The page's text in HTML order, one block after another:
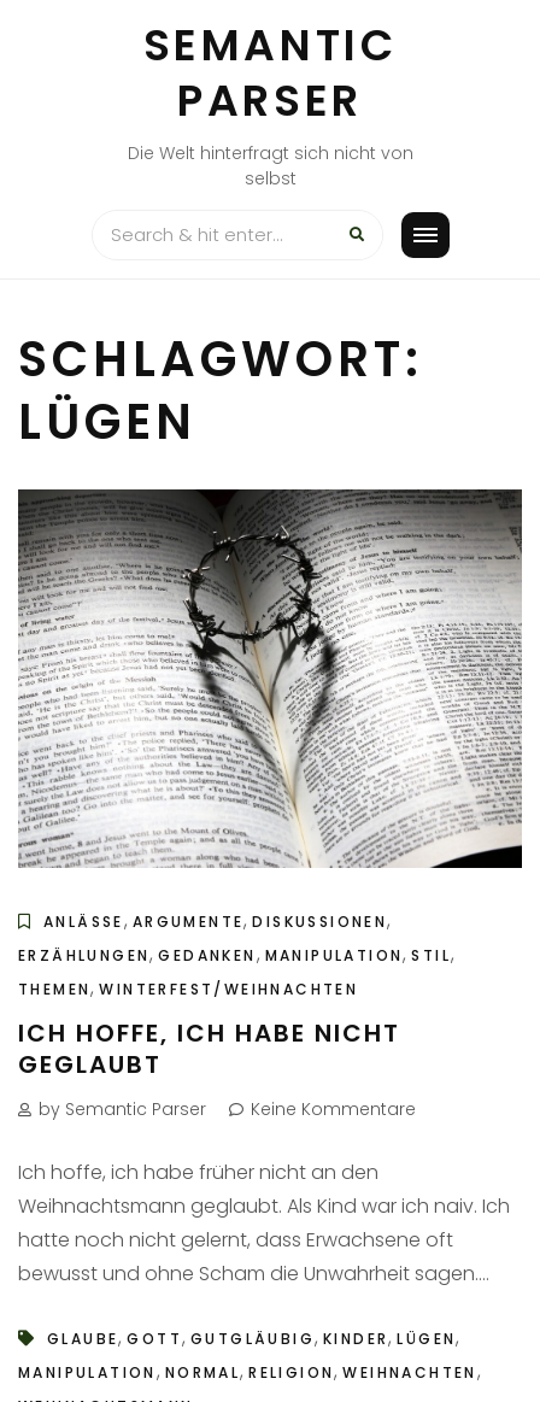
SEMANTIC
PARSER
Die Welt hinterfragt sich nicht von
selbst
SCHLAGWORT:
LÜGEN
ANLÄSSE, ARGUMENTE,DISKUSSIONEN,
ERZÄHLUNGEN,GEDANKEN , MANIPULATION,STIL,
THEMEN,WINTERFEST/WEIHNACHTEN
ICH HOFFE, ICH HABE NICHT
GEGLAUBT
by Semantic Parser Keine Kommentare
Ich hoffe, ich habe früher nicht an den
Weihnachtsmann geglaubt. Als Kind war ich naiv. Ich
hatte noch nicht gelernt, dass Erwachsene oft
bewusst und ohne Scham die Unwahrheit sagen....
GLAUBE,GOTT,GUTGLÄUBIG,KINDER,LÜGEN,
MANIPULATION , NORMAL,RELIGION,WEIHNACHTEN ,